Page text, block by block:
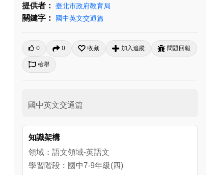
提供者： 臺北市政府教育局
關鍵字： 國中英文交通篇
0 0 收藏 加入追蹤 問題回報
檢舉
國中英文交通篇
知識架構
領域：語文領域-英語文
學習階段：國中7-9年級(四)